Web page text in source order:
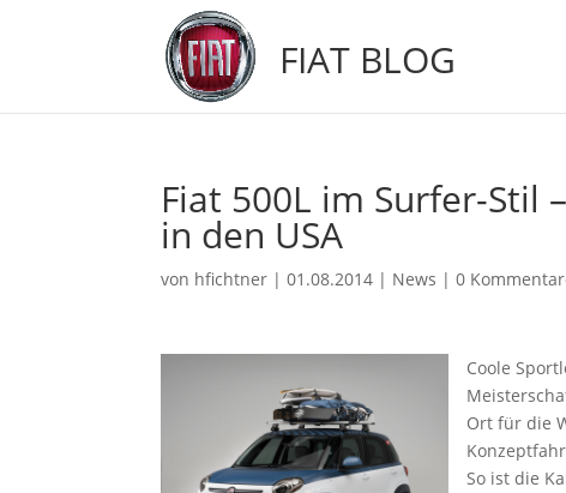
FIAT BLOG
Fiat 500L im Surfer-Stil
in den USA
von hfichtner |01.08.2014 | News |0
Coole
Ort für die
So ist die